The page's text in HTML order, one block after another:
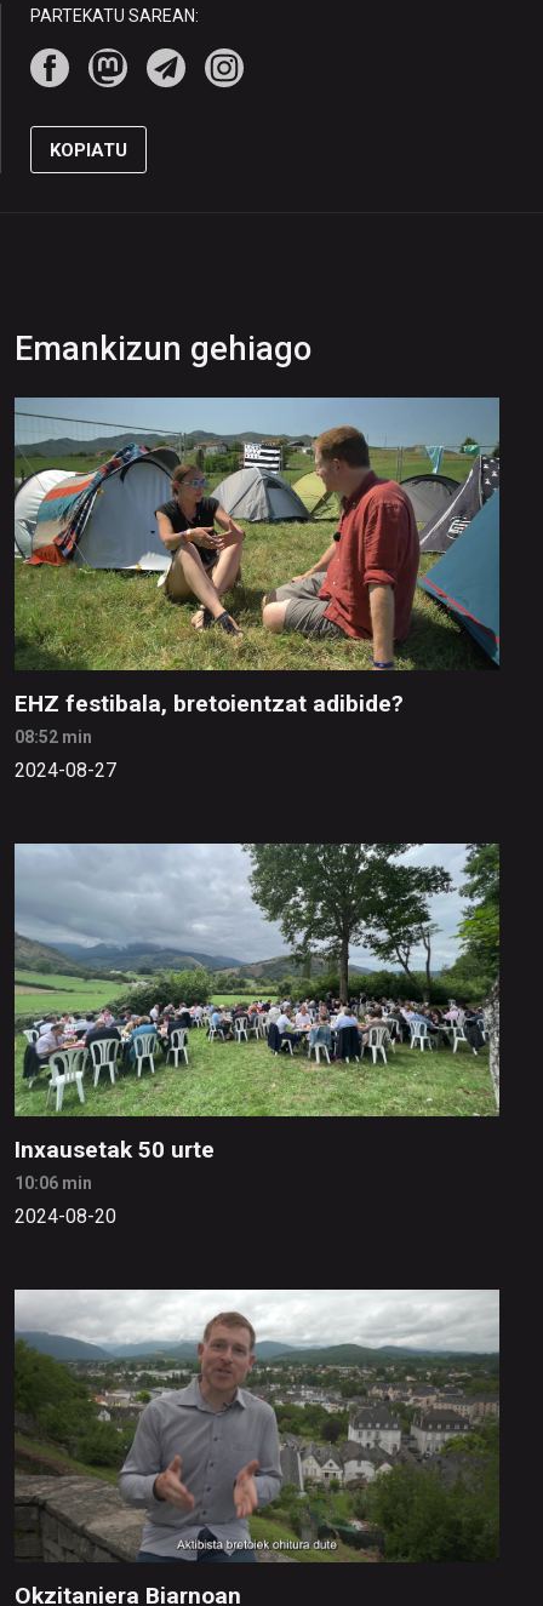
PARTEKATU SAREAN:
KOPIATU
Emankizun gehiago
EHZ festibala, bretoientzat adibide?
08:52 min
2024-08-27
Inxausetak 50 urte
10:06 min
2024-08-20
Okzitaniera Biarnoan